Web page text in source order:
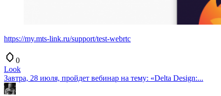
https://my.mts-link.ru/support/test-webrtc
0
Look
Завтра, 28 июля, пройдет вебинар на тему: «Delta Design:...